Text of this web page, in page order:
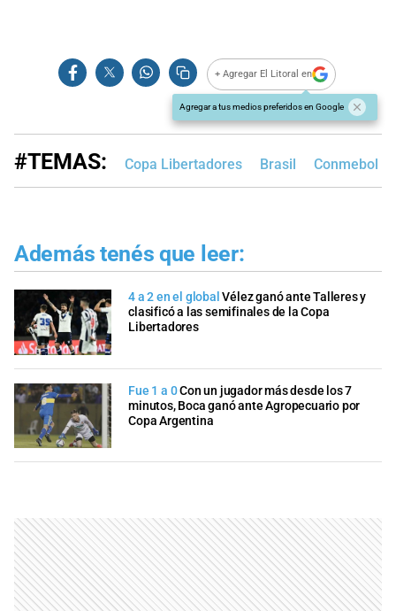
+ Agregar El Litoral en
Agregar a tus medios preferidos en Google
#TEMAS: Copa Libertadores Brasil Conmebol
Además tenés que leer:
4 a 2 en el global Vélez ganó ante Talleres y
clasificó a las semifinales de la Copa
Libertadores
Fue 1 a 0Con un jugador más desde los 7
minutos, Boca ganó ante Agropecuario por
Copa Argentina